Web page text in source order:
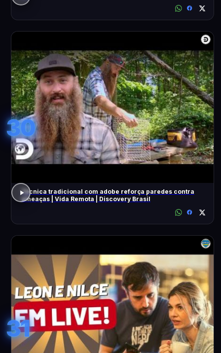
30
Técnica tradicional com adobe reforça paredes contra
ameaças | Vida Remota | Discovery Brasil
31